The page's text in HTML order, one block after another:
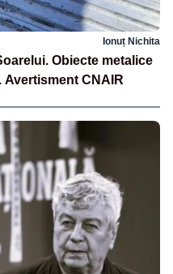
Ionuț Nichita
Obiecte metalice
CNAIR